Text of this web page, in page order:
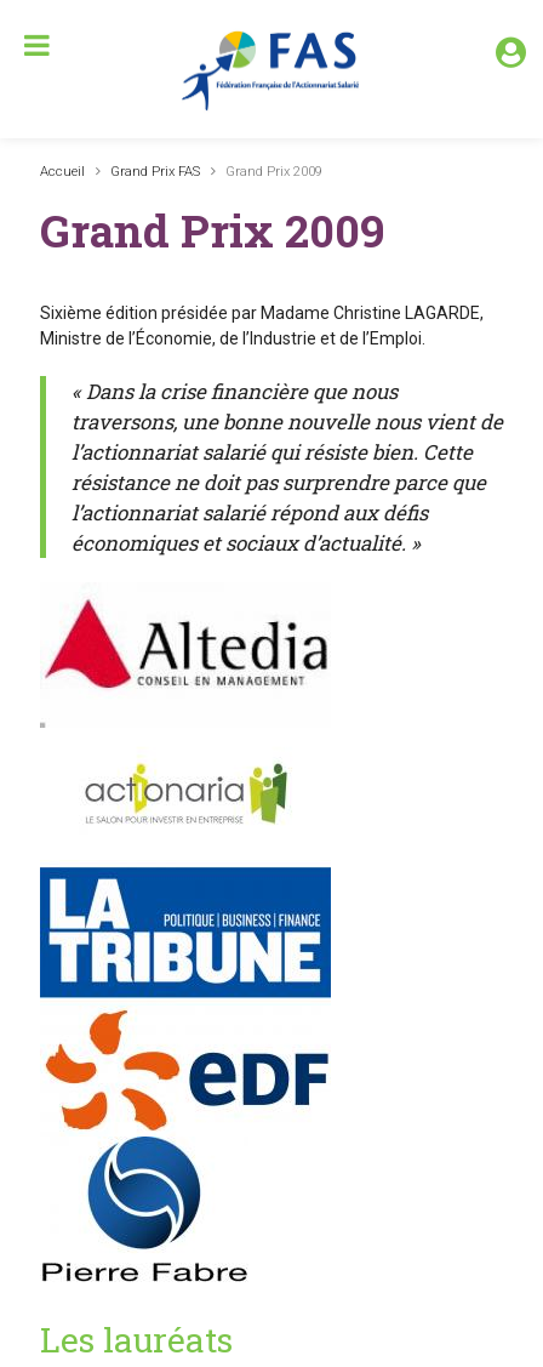
Accueil Grand Prix FAS Grand Prix 2009
Grand Prix 2009
Sixième édition présidée par Madame Christine LAGARDE,
Ministre de l’Économie, de l’Industrie et de l’Emploi.
« Dans la crise financière que nous
traversons, une bonne nouvelle nous vient de
l’actionnariat salarié qui résiste bien. Cette
résistance ne doit pas surprendre parce que
l’actionnariat salarié répond aux défis
économiques et sociaux d’actualité. »
Les lauréats